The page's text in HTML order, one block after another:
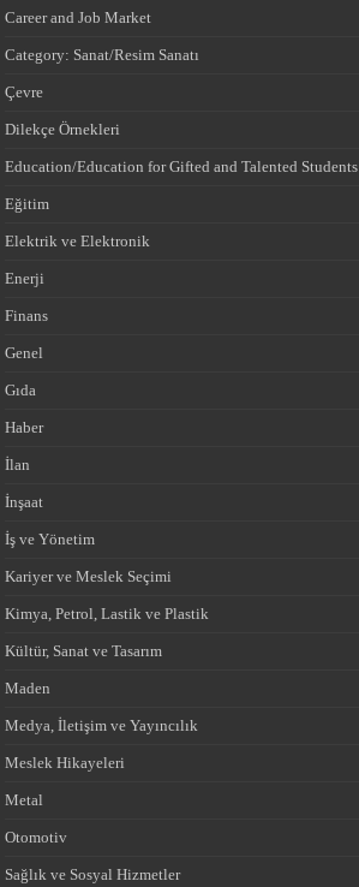
Career and Job Market
Category: Sanat/Resim Sanatı
Çevre
Dilekçe Örnekleri
Education/Education for Gifted and Talented Students
Eğitim
Elektrik ve Elektronik
Enerji
Finans
Genel
Gıda
Haber
İlan
İnşaat
İş ve Yönetim
Kariyer ve Meslek Seçimi
Kimya, Petrol, Lastik ve Plastik
Kültür, Sanat ve Tasarım
Maden
Medya, İletişim ve Yayıncılık
Meslek Hikayeleri
Metal
Otomotiv
Sağlık ve Sosyal Hizmetler